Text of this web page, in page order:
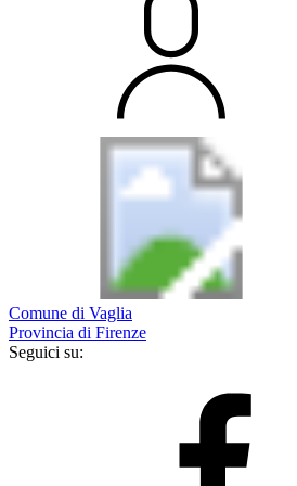
Comune di Vaglia
Provincia di Firenze
Seguici su: